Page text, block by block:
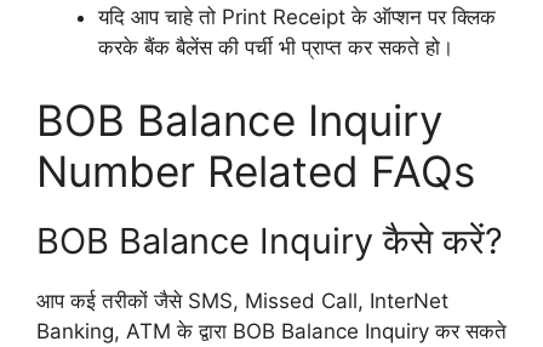
यदि आप चाहे तो Print Receipt के ऑप्शन पर क्लिक
करके बैंक बैलेंस की पर्ची भी प्राप्त कर सकते हो।
BOB Balance Inquiry
Number Related FAQs
BOB Balance Inquiry कैसे करें?
आप कई तरीकों जैसे SMS, Missed Call, InterNet
Banking, ATM के द्वारा BOB Balance Inquiry कर सकते